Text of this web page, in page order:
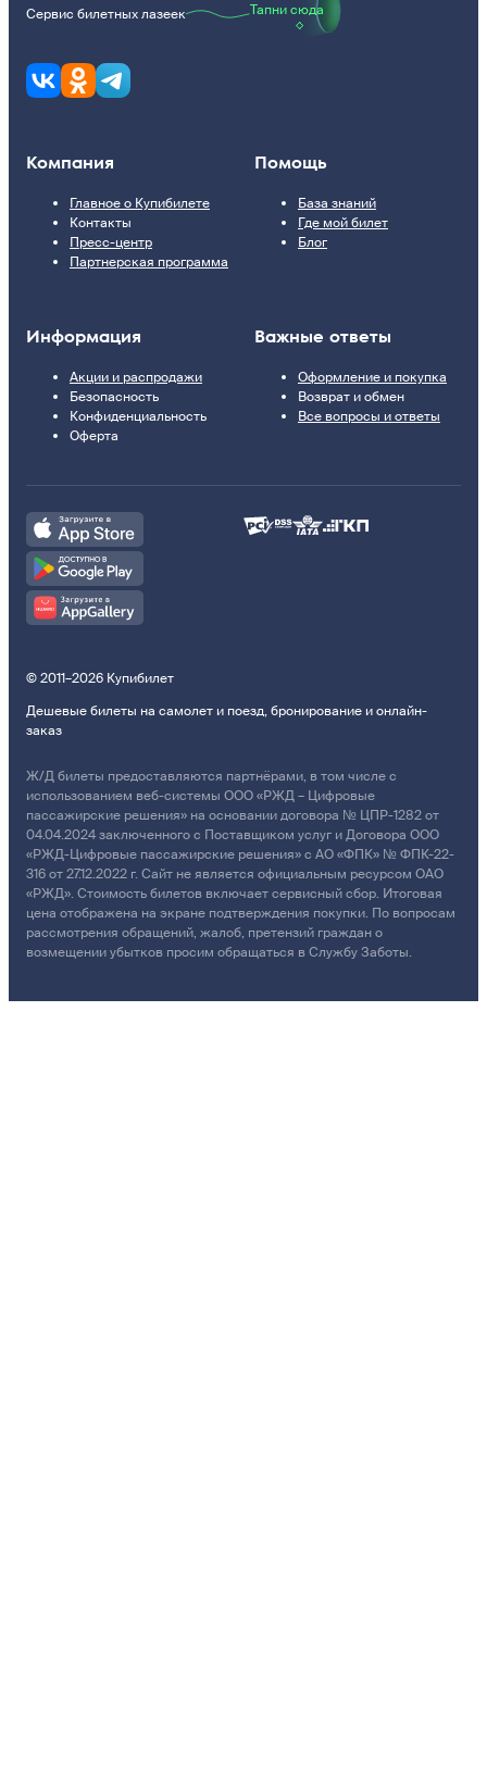
Сервис билетных лазеек Тапни сюда
Компания
Главное о Купибилете
Контакты
Пресс-центр
Партнерская программа
Помощь
База знаний
Где мой билет
Блог
Информация
Акции и распродажи
Безопасность
Конфиденциальность
Оферта
Важные ответы
Оформление и покупка
Возврат и обмен
Все вопросы и ответы
© 2011–2026 Купибилет
Дешевые билеты на самолет и поезд, бронирование и онлайн-
заказ
Ж/Д билеты предоставляются партнёрами, в том числе с
использованием веб-системы ООО «РЖД – Цифровые
пассажирские решения» на основании договора № ЦПР-1282 от
04.04.2024 заключенного с Поставщиком услуг и Договора ООО
«РЖД-Цифровые пассажирские решения» с АО «ФПК» № ФПК-22-
316 от 27.12.2022 г. Сайт не является официальным ресурсом ОАО
«РЖД». Стоимость билетов включает сервисный сбор. Итоговая
цена отображена на экране подтверждения покупки. По вопросам
рассмотрения обращений, жалоб, претензий граждан о
возмещении убытков просим обращаться в Службу Заботы.